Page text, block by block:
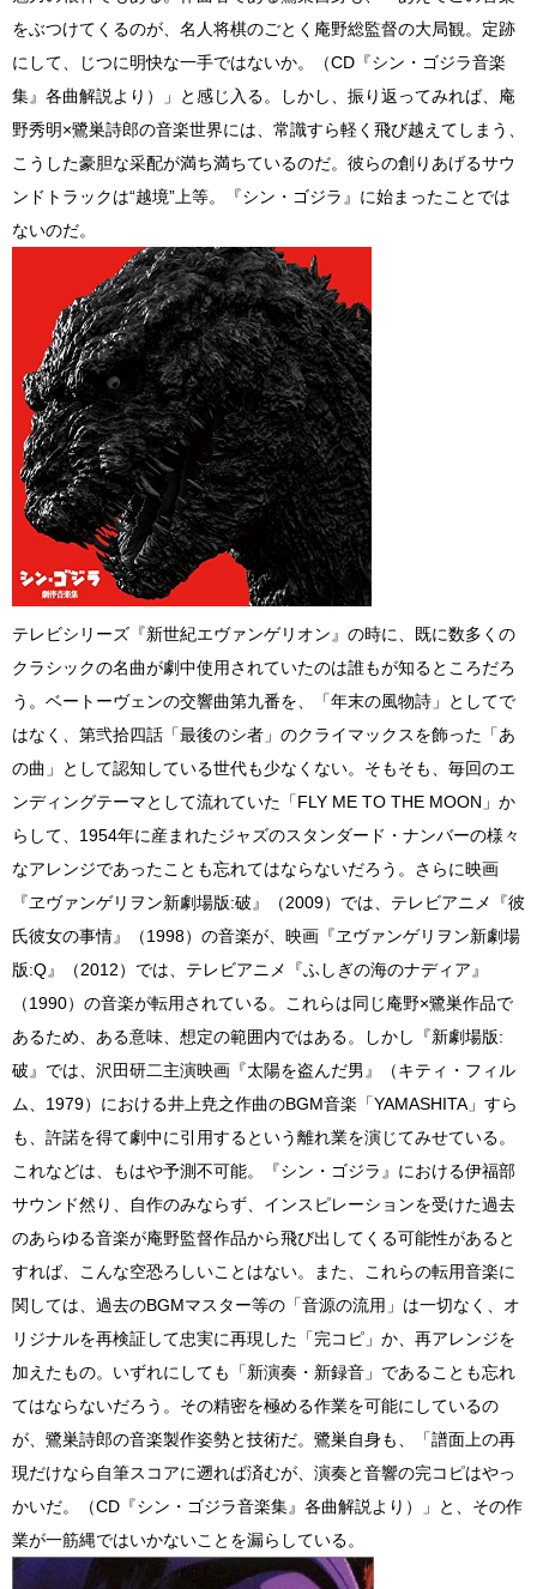
をぶつけてくるのが、名人将棋のごとく庵野総監督の大局観。定跡
にして、じつに明快な一手ではないか。（CD『シン・ゴジラ音楽
集』各曲解説より）」と感じ入る。しかし、振り返ってみれば、庵
野秀明×鷺巣詩郎の音楽世界には、常識すら軽く飛び越えてしまう、
こうした豪胆な采配が満ち満ちているのだ。彼らの創りあげるサウ
ンドトラックは“越境”上等。『シン・ゴジラ』に始まったことでは
ないのだ。
テレビシリーズ『新世紀エヴァンゲリオン』の時に、既に数多くの
クラシックの名曲が劇中使用されていたのは誰もが知るところだろ
う。ベートーヴェンの交響曲第九番を、「年末の風物詩」としてで
はなく、第弐拾四話「最後のシ者」のクライマックスを飾った「あ
の曲」として認知している世代も少なくない。そもそも、毎回のエ
ンディングテーマとして流れていた「FLY ME TO THE MOON」か
らして、1954年に産まれたジャズのスタンダード・ナンバーの様々
なアレンジであったことも忘れてはならないだろう。さらに映画
『ヱヴァンゲリヲン新劇場版:破』（2009）では、テレビアニメ『彼
氏彼女の事情』（1998）の音楽が、映画『ヱヴァンゲリヲン新劇場
版:Q』（2012）では、テレビアニメ『ふしぎの海のナディア』
（1990）の音楽が転用されている。これらは同じ庵野×鷺巣作品で
あるため、ある意味、想定の範囲内ではある。しかし『新劇場版:
破』では、沢田研二主演映画『太陽を盗んだ男』（キティ・フィル
ム、1979）における井上尭之作曲のBGM音楽「YAMASHITA」すら
も、許諾を得て劇中に引用するという離れ業を演じてみせている。
これなどは、もはや予測不可能。『シン・ゴジラ』における伊福部
サウンド然り、自作のみならず、インスピレーションを受けた過去
のあらゆる音楽が庵野監督作品から飛び出してくる可能性があると
すれば、こんな空恐ろしいことはない。また、これらの転用音楽に
関しては、過去のBGMマスター等の「音源の流用」は一切なく、オ
リジナルを再検証して忠実に再現した「完コピ」か、再アレンジを
加えたもの。いずれにしても「新演奏・新録音」であることも忘れ
てはならないだろう。その精密を極める作業を可能にしているの
が、鷺巣詩郎の音楽製作姿勢と技術だ。鷺巣自身も、「譜面上の再
現だけなら自筆スコアに遡れば済むが、演奏と音響の完コピはやっ
かいだ。（CD『シン・ゴジラ音楽集』各曲解説より）」と、その作
業が一筋縄ではいかないことを漏らしている。